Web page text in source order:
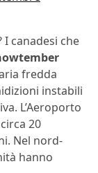
I canadesi che
fredda
instabili
L’Aeroporto
20
Nel nord-
hanno